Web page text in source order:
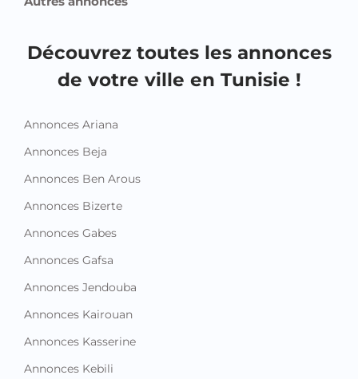
Découvrez toutes les annonces
de votre ville en Tunisie !
Annonces Ariana
Annonces Beja
Annonces Ben Arous
Annonces Bizerte
Annonces Gabes
Annonces Gafsa
Annonces Jendouba
Annonces Kairouan
Annonces Kasserine
Annonces Kebili